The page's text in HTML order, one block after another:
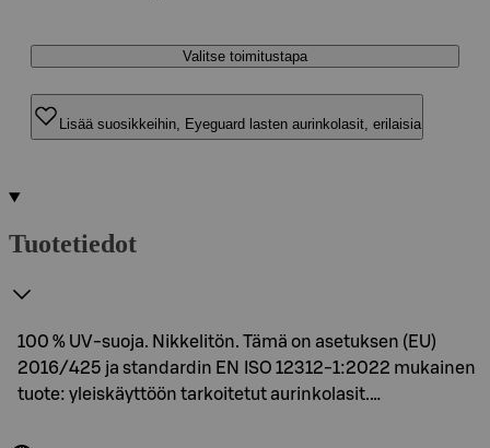
Valitse toimitustapa
Lisää suosikkeihin, Eyeguard lasten aurinkolasit, erilaisia
Tuotetiedot
100 % UV-suoja. Nikkelitön. Tämä on asetuksen (EU)
2016/425 ja standardin EN ISO 12312-1:2022 mukainen
tuote: yleiskäyttöön tarkoitetut aurinkolasit.…